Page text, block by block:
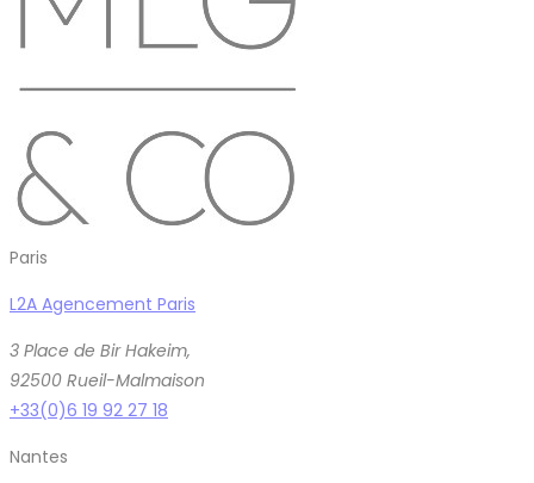
Paris
L2A Agencement Paris
3 Place de Bir Hakeim,
92500 Rueil-Malmaison
+33(0)6 19 92 27 18
Nantes